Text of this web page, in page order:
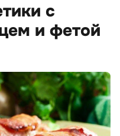
с
и фетой